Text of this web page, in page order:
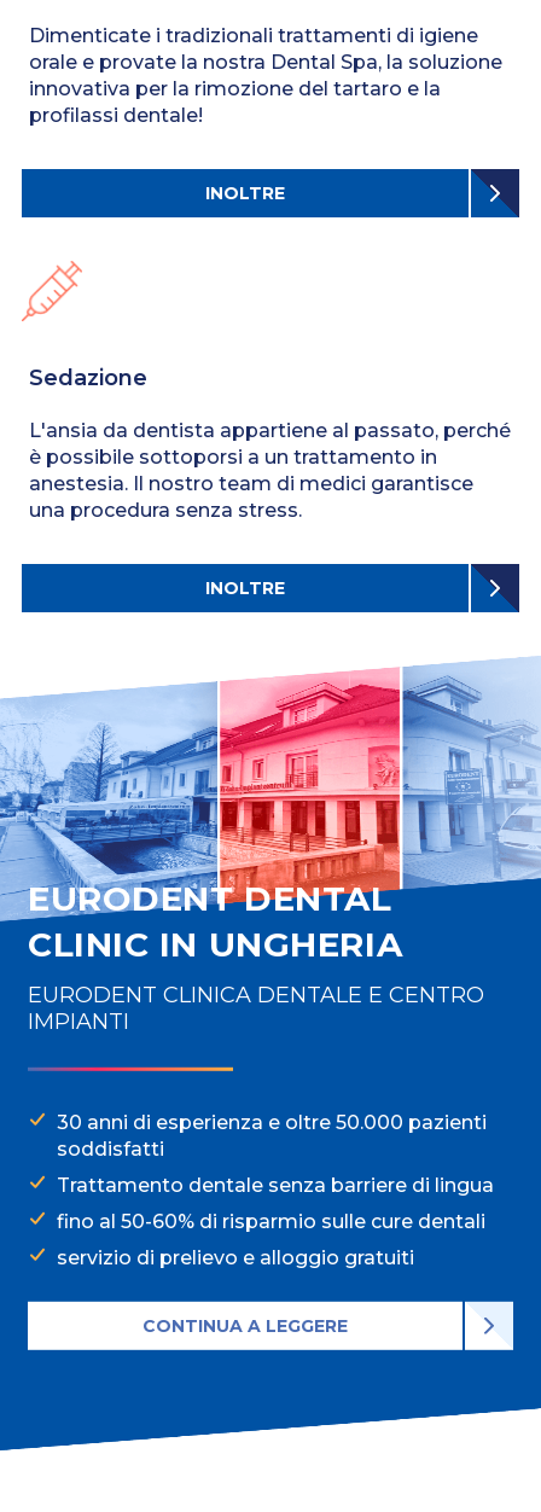
Dimenticate i tradizionali trattamenti di igiene
orale e provate la nostra Dental Spa, la soluzione
innovativa per la rimozione del tartaro e la
profilassi dentale!
INOLTRE
Sedazione
L'ansia da dentista appartiene al passato, perché
è possibile sottoporsi a un trattamento in
anestesia. Il nostro team di medici garantisce
una procedura senza stress.
INOLTRE
EURODENT DENTAL
CLINIC IN UNGHERIA
EURODENT CLINICA DENTALE E CENTRO
IMPIANTI
30 anni di esperienza e oltre 50.000 pazienti
soddisfatti
Trattamento dentale senza barriere di lingua
fino al 50-60% di risparmio sulle cure dentali
servizio di prelievo e alloggio gratuiti
CONTINUA A LEGGERE